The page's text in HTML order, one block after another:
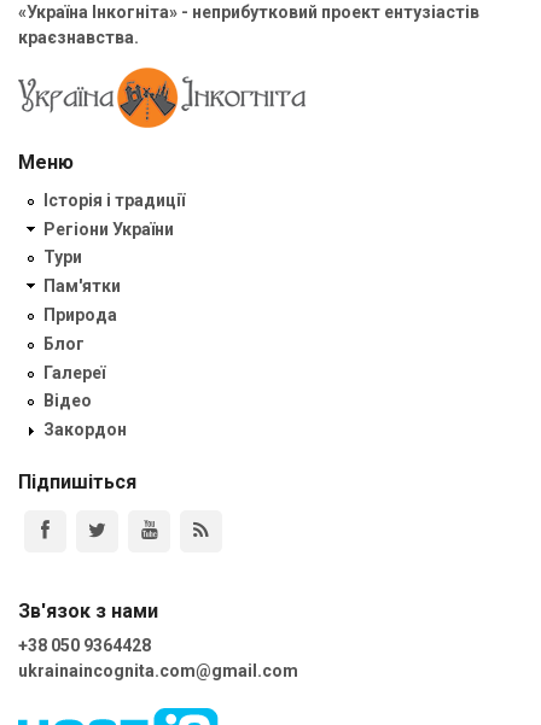
«Україна Інкогніта» - неприбутковий проект ентузіастів
краєзнавства.
Меню
Історія і традиції
Регіони України
Тури
Пам'ятки
Природа
Блог
Галереї
Відео
Закордон
Підпишіться
Зв'язок з нами
+38 050 9364428
ukrainaincognita.com@gmail.com